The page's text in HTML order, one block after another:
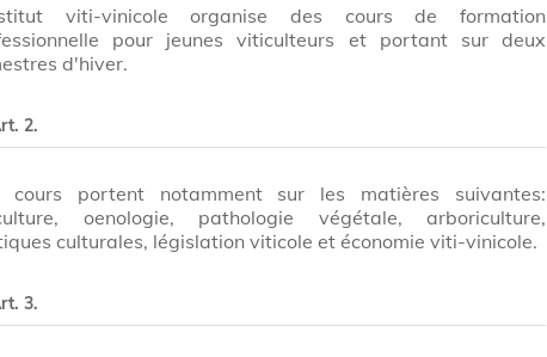
viti-vinicole organise des cours de formation
pour jeunes viticulteurs et portant sur deux
d'hiver.
2.
cours portent notamment sur les matières suivantes:
oenologie, pathologie végétale, arboriculture,
culturales, législation viticole et économie viti-vinicole.
3.